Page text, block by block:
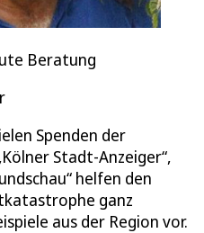
Beratung
Spenden der
Stadt-Anzeiger“,
helfen den
ganz
aus der Region vor.